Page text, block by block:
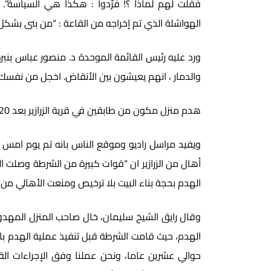
الهواشلة الذي تم إخراجه من القاعة : “من بنى
ورد عليه رئيس القائمة الموحدة د. منصور عباس
والدمار ، انهم يعيشون بين الأنقاض. اخجل من
هدم منزل مكون من طابقين في قرية الزرازير بعد 20 عاما من بنائه
ويفيد مراسل راديو وموقع الناس بانه تم يوم امس
أهال من الزرازير ان “قوات كبيرة من الشرطة وصلت
الهدم بحجة بناء البيت بلا ترخيص ومنعت الأهالي
وقال رايق الشيخ سليمان، خال صاحب المنزل
الهدم، حيث قامت الشرطة قبل تنفيذ عملية الهدم
حوالي عشرين عاما، ونحن عملنا وفق الإجراءات